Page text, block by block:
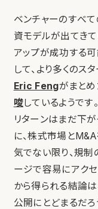
ベンチャーのすべ
資モデルが出てきて
アップが成功する
して、より多くのス
Eric Fengがまとめ
唆しているようです
リターンはまだ下が
に、株式市場と
気でない限り、規制
ージで容易にアク
から得られる結論
公開にとどまるだろ